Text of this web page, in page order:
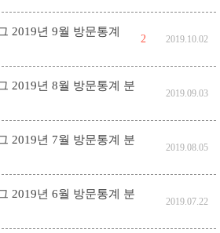
2019년 9월 방문통계
2 2019.10.02
2019년 8월 방문통계 분
2019.09.03
2019년 7월 방문통계 분
2019.08.05
2019년 6월 방문통계 분
2019.07.22